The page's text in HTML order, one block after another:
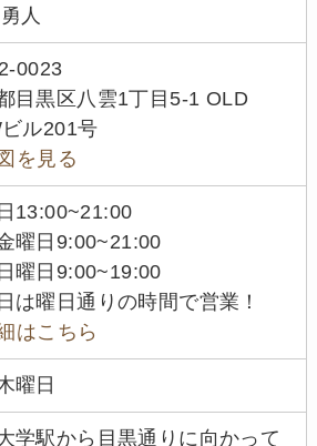
人
0023
目黒区八雲1丁目5-1 OLD
ル201号
を見る
13:00~21:00
曜日9:00~21:00
曜日9:00~19:00
は曜日通りの時間で営業！
はこちら
曜日
学駅から目黒通りに向かって